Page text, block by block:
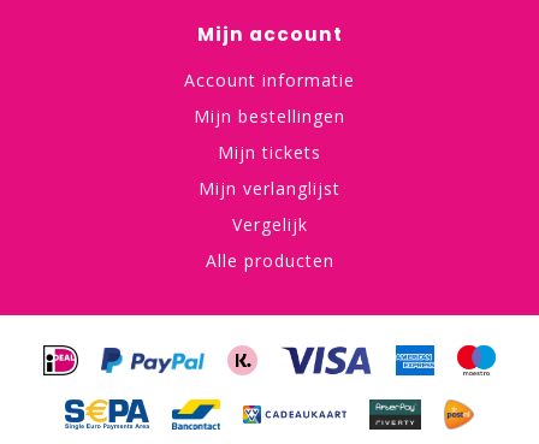
Mijn account
Account informatie
Mijn bestellingen
Mijn tickets
Mijn verlanglijst
Vergelijk
Alle producten